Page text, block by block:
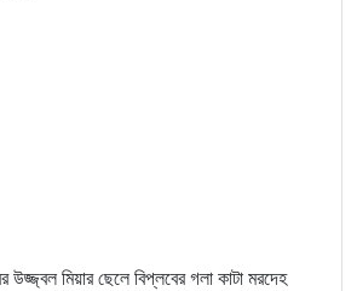
মিয়ার ছেলে বিপ্লবের গলা কাটা মরদেহ